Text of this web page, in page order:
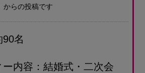
からの投稿です
90名
ー内容 結婚式・二次会